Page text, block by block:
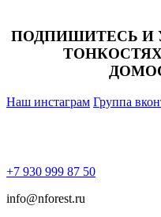
ПОДПИШИТЕСЬ И
Наш инстаграм Группа
+7 930 999 87 50
info@nforest.ru